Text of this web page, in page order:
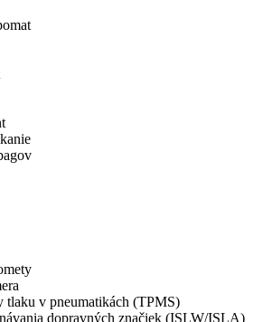
tlaku v pneumatikách (TPMS)
dopravných značiek (ISLW/ISLA)